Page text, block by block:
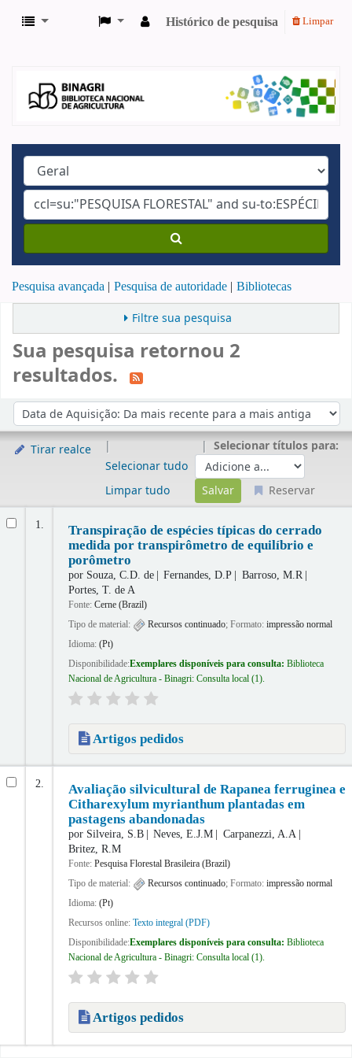
Histórico de pesquisa Limpar
Pesquisa avançada Pesquisa de autoridade Bibliotecas
Filtre sua pesquisa
Sua pesquisa retornou 2
resultados.
Ordenar por:
Tirar realce
Selecionar tudo
Limpar tudo
Selecionar títulos para:
Reservar
1.
Transpiração de espécies típicas do cerrado
medida por transpirômetro de equilíbrio e
porômetro
por Souza, C.D. de Fernandes, D.P
Barroso, M.R
Portes, T. de A
Fonte: Cerne (Brazil)
Tipo de material:
Recursos continuado; Formato: impressão normal
Idioma: (Pt)
Disponibilidade:Exemplares disponíveis para consulta: Biblioteca
Nacional de Agricultura - Binagri: Consulta local (1).
Artigos pedidos
2.
Avaliação silvicultural de Rapanea ferruginea e
Citharexylum myrianthum plantadas em
pastagens abandonadas
por Silveira, S.B Neves, E.J.M
Carpanezzi, A.A
Britez, R.M
Fonte: Pesquisa Florestal Brasileira (Brazil)
Tipo de material:
Recursos continuado; Formato: impressão normal
Idioma: (Pt)
Recursos online: Texto integral (PDF)
Disponibilidade:Exemplares disponíveis para consulta: Biblioteca
Nacional de Agricultura - Binagri: Consulta local (1).
Artigos pedidos